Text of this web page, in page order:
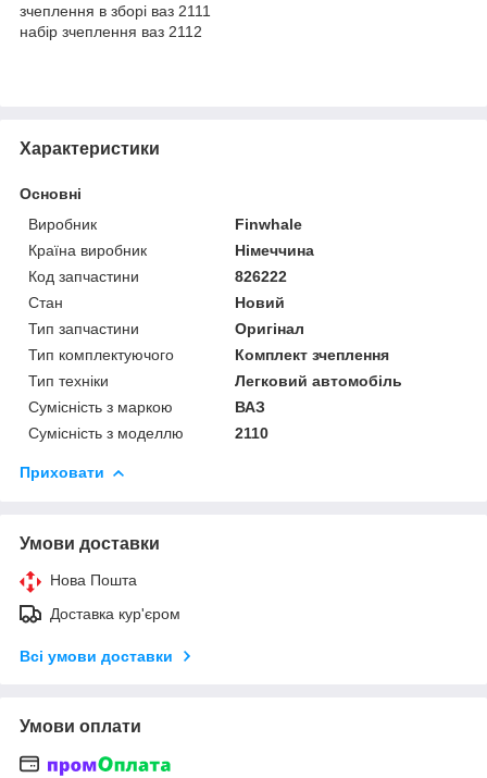
зчеплення в зборі ваз 2111
набір зчеплення ваз 2112
Характеристики
Основні
Виробник
Finwhale
Країна виробник
Німеччина
Код запчастини
826222
Стан
Новий
Тип запчастини
Оригінал
Тип комплектуючого
Комплект зчеплення
Тип техніки
Легковий автомобіль
Сумісність з маркою
ВАЗ
Сумісність з моделлю
2110
Приховати
Умови доставки
Нова Пошта
Доставка кур'єром
Всі умови доставки
Умови оплати